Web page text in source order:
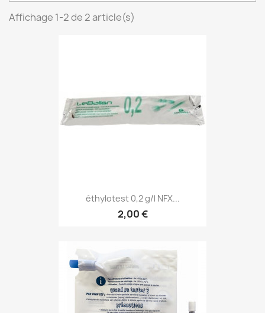
Affichage 1-2 de 2 article(s)
éthylotest 0,2 g/l NFX...
2,00 €